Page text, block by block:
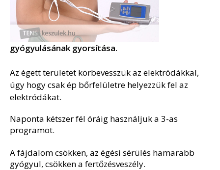
gyógyulásának gyorsítása.
Az égett területet körbevesszük az elektródákkal,
úgy hogy csak ép bőrfelületre helyezzük fel az
elektródákat.
Naponta kétszer fél óráig használjuk a 3-as
programot.
A fájdalom csökken, az égési sérülés hamarabb
gyógyul, csökken a fertőzésveszély.